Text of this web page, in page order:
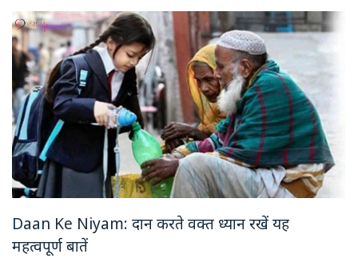
Daan Ke Niyam: दान करते वक्त ध्यान रखें यह
महत्वपूर्ण बातें